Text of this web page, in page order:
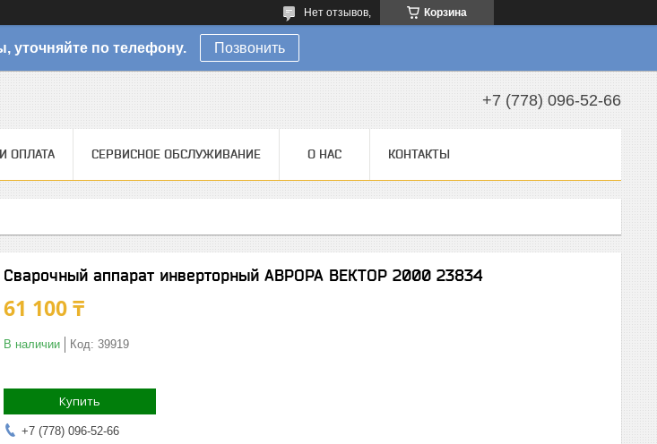
Корзина
Нет отзывов,
уточняйте по телефону. Позвонить
+7 (778) 096-52-66
ОПЛАТА СЕРВИСНОЕ ОБСЛУЖИВАНИЕ О НАС КОНТАКТЫ
Сварочный аппарат инверторный АВРОРА ВЕКТОР 2000 23834
61 100 ₸
В наличии Код: 39919
Купить
+7 (778) 096-52-66